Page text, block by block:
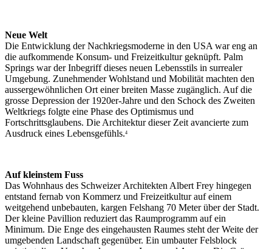
Neue Welt
Die Entwicklung der Nachkriegsmoderne in den USA war eng an
die aufkommende Konsum- und Freizeitkultur geknüpft. Palm
Springs war der Inbegriff dieses neuen Lebensstils in surrealer
Umgebung. Zunehmender Wohlstand und Mobilität machten den
aussergewöhnlichen Ort einer breiten Masse zugänglich. Auf die
grosse Depression der 1920er-Jahre und den Schock des Zweiten
Weltkriegs folgte eine Phase des Optimismus und
Fortschrittsglaubens. Die Architektur dieser Zeit avancierte zum
Ausdruck eines Lebensgefühls.4
Auf kleinstem Fuss
Das Wohnhaus des Schweizer Architekten Albert Frey hingegen
entstand fernab von Kommerz und Freizeitkultur auf einem
weitgehend unbebauten, kargen Felshang 70 Meter über der Stadt.
Der kleine Pavillion reduziert das Raumprogramm auf ein
Minimum. Die Enge des eingehausten Raumes steht der Weite der
umgebenden Landschaft gegenüber. Ein umbauter Felsblock